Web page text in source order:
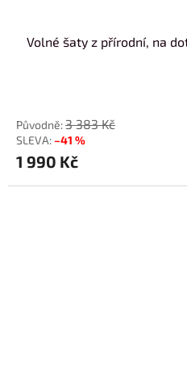
Volné šaty z přírodní, na
3 383 Kč
–41 %
1 990 Kč